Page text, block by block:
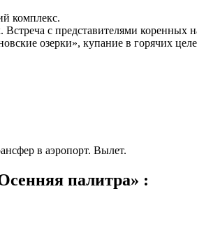
комплекс.
с представителями коренных
озерки», купание в горячих
в аэропорт. Вылет.
палитра» :